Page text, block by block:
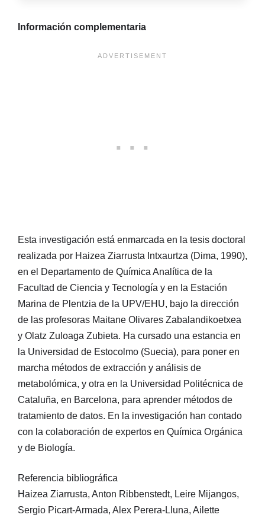
Información complementaria
Esta investigación está enmarcada en la tesis doctoral
realizada por Haizea Ziarrusta Intxaurtza (Dima, 1990),
en el Departamento de Química Analítica de la
Facultad de Ciencia y Tecnología y en la Estación
Marina de Plentzia de la UPV/EHU, bajo la dirección
de las profesoras Maitane Olivares Zabalandikoetxea
y Olatz Zuloaga Zubieta. Ha cursado una estancia en
la Universidad de Estocolmo (Suecia), para poner en
marcha métodos de extracción y análisis de
metabolómica, y otra en la Universidad Politécnica de
Cataluña, en Barcelona, para aprender métodos de
tratamiento de datos. En la investigación han contado
con la colaboración de expertos en Química Orgánica
y de Biología.
Referencia bibliográfica
Haizea Ziarrusta, Anton Ribbenstedt, Leire Mijangos,
Sergio Picart-Armada, Alex Perera-Lluna, Ailette